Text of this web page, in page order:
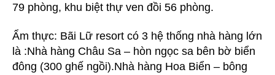
79 phòng, khu biệt thự ven đồi 56 phòng.
Ẩm thực: Bãi Lữ resort có 3 hệ thống nhà hàng lớn
là :Nhà hàng Châu Sa – hòn ngọc sa bên bờ biển
đông (300 ghế ngồi).Nhà hàng Hoa Biển – bông